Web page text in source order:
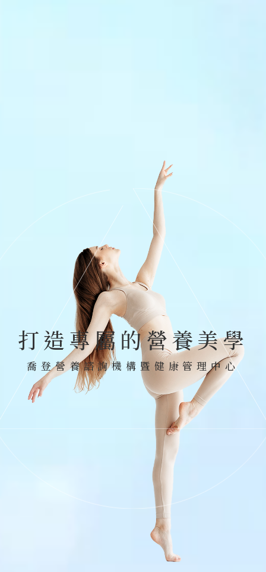
打造專屬的營養美學
喬登營養諮詢機構暨健康管理中心